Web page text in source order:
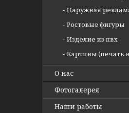
Наружная
Ростовые фигуры
Изделие из пвх
Картины (печать
О нас
Фотогалерея
Наши работы